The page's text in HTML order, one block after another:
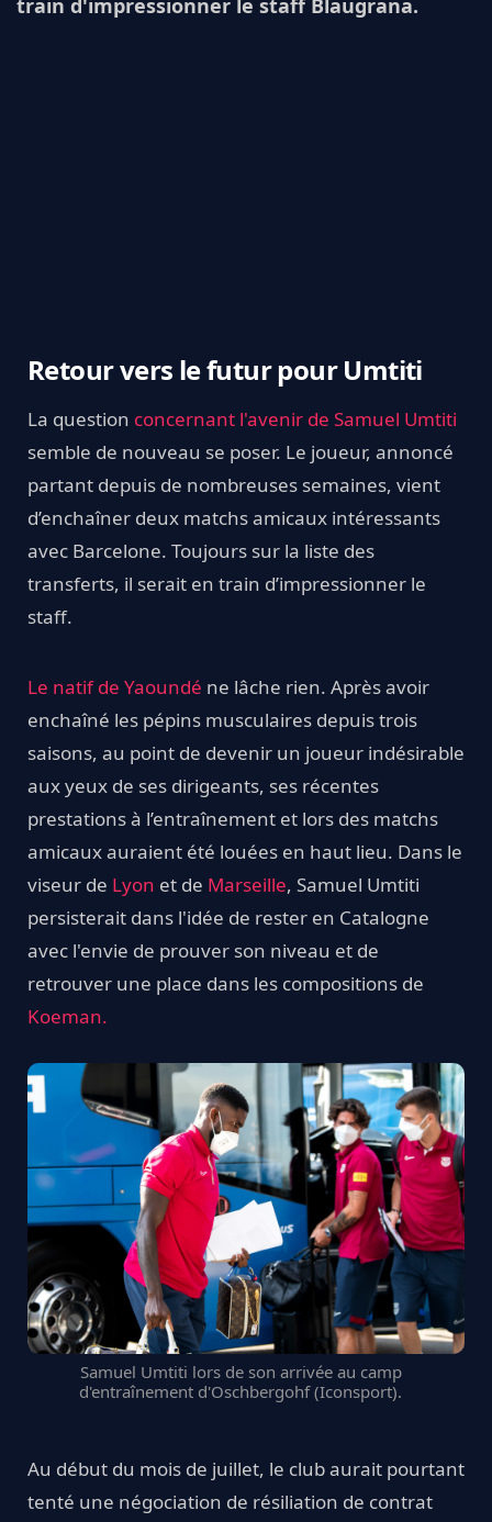
Retour vers le futur pour Umtiti
La question concernant l'avenir de Samuel Umtiti
semble de nouveau se poser. Le joueur, annoncé
partant depuis de nombreuses semaines, vient
d’enchaîner deux matchs amicaux intéressants
avec Barcelone. Toujours sur la liste des
transferts, il serait en train d’impressionner le
staff.
Le natif de Yaoundé ne lâche rien. Après avoir
enchaîné les pépins musculaires depuis trois
saisons, au point de devenir un joueur indésirable
aux yeux de ses dirigeants, ses récentes
prestations à l’entraînement et lors des matchs
amicaux auraient été louées en haut lieu. Dans le
viseur de Lyon et de Marseille, Samuel Umtiti
persisterait dans l'idée de rester en Catalogne
avec l'envie de prouver son niveau et de
retrouver une place dans les compositions de
Koeman.
Samuel Umtiti lors de son arrivée au camp
d'entraînement d'Oschbergohf (Iconsport).
Au début du mois de juillet, le club aurait pourtant
tenté une négociation de résiliation de contrat